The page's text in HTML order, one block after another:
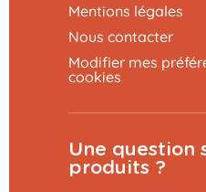
Mentions légales
Nous contacter
Modifier mes
cookies
Une question
produits ?